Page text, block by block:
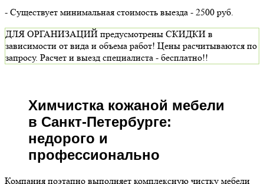
- Существует минимальная стоимость выезда - 2500 руб.
ДЛЯ ОРГАНИЗАЦИЙ предусмотрены СКИДКИ в
зависимости от вида и объема работ! Цены расчитываются по
запросу. Расчет и выезд специалиста - бесплатно!!
Химчистка кожаной мебели
в Санкт-Петербурге:
недорого и
профессионально
Компания поэтапно выполняет комплексную чистку мебели